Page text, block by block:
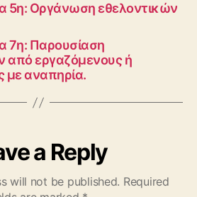
5η: Οργάνωση εθελοντικών
7η: Παρουσίαση
από εργαζόμενους ή
με αναπηρία.
a Reply
will not be published. Required